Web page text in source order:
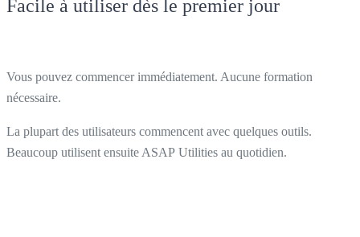
Facile à utiliser dès le premier jour
Vous pouvez commencer immédiatement. Aucune formation
nécessaire.
La plupart des utilisateurs commencent avec quelques outils.
Beaucoup utilisent ensuite ASAP Utilities au quotidien.